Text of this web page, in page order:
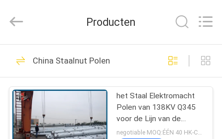
HUIS
PRODUCTEN
VIDEOS
co.,ltd.
Reserved.
Staal Tubulaire Pool
325
Producten
China Staalnut Polen
het Staal Elektromacht
Polen van 138KV Q345
voor de Lijn van de
Machtstransmissie
negotiable MOQ:ÉÉN 40 HK-CONTAINER